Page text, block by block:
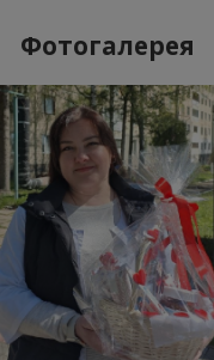
Фотогалерея